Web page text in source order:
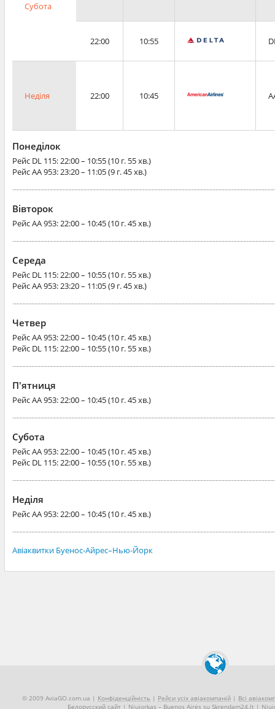
Субота
22:00 10:55
Неділя 22:00 10:45
Понеділок
Рейс DL 115: 22:00 – 10:55 (10 г. 55 хв.)
РейсAA 953: 23:20 – 11:05 (9 г. 45 хв.)
Вівторок
РейсAA 953: 22:00 – 10:45 (10 г. 45 хв.)
Середа
Рейс DL 115: 22:00 – 10:55 (10 г. 55 хв.)
РейсAA 953: 23:20 – 11:05 (9 г. 45 хв.)
Четвер
РейсAA 953: 22:00 – 10:45 (10 г. 45 хв.)
Рейс DL 115: 22:00 – 10:55 (10 г. 55 хв.)
П'ятниця
РейсAA 953: 22:00 – 10:45 (10 г. 45 хв.)
Субота
РейсAA 953: 22:00 – 10:45 (10 г. 45 хв.)
Рейс DL 115: 22:00 – 10:55 (10 г. 55 хв.)
Неділя
РейсAA 953: 22:00 – 10:45 (10 г. 45 хв.)
Авіаквитки Буенос-Айрес–Нью-Йорк
© 2009 AviaGO.com.ua | Конфіденційність| Рейси усіх авіакомпаній| Всі
Белорусский сайт| Niujorkas – Buenos Airės su Skrendam24.lt |